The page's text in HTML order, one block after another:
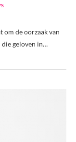
om de oorzaak van
die geloven in…